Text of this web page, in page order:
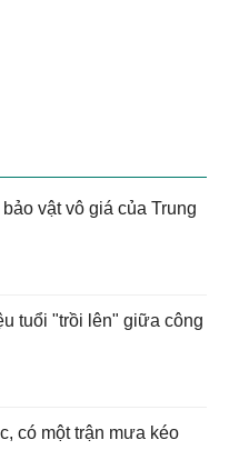
vật vô giá của Trung
tuổi "trồi lên" giữa công
có một trận mưa kéo